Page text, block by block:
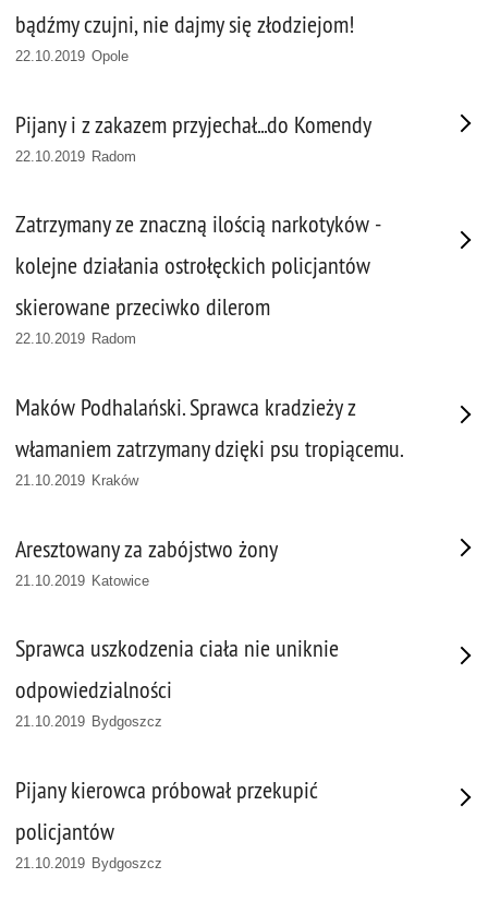
bądźmy czujni, nie dajmy się złodziejom!
22.10.2019 Opole
Pijany i z zakazem przyjechał...do Komendy
22.10.2019 Radom
Zatrzymany ze znaczną ilością narkotyków -
kolejne działania ostrołęckich policjantów
skierowane przeciwko dilerom
22.10.2019 Radom
Maków Podhalański. Sprawca kradzieży z
włamaniem zatrzymany dzięki psu tropiącemu.
21.10.2019 Kraków
Aresztowany za zabójstwo żony
21.10.2019 Katowice
Sprawca uszkodzenia ciała nie uniknie
odpowiedzialności
21.10.2019 Bydgoszcz
Pijany kierowca próbował przekupić
policjantów
21.10.2019 Bydgoszcz